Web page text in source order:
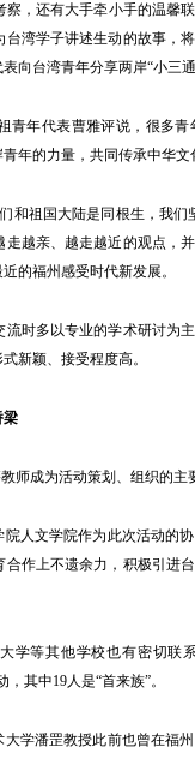
，还有大手牵小手的温馨
湾学子讲述生动的故事，
向台湾青年分享两岸“小三
年代表曹雅评说，很多青
年的力量，共同传承中华文
祖国大陆是同根生，我们
越亲、越走越近的观点，
的福州感受时代新发展。
多以专业的学术研讨为
新颖、接受程度高。
梁
师成为活动策划、组织的主
人文学院作为此次活动的
作上不遗余力，积极引进
等其他学校也有密切联
其中19人是“首来族”。
学潘罡教授此前也曾在福